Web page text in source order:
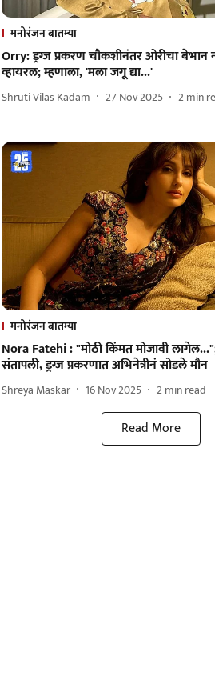
मनोरंजन बातम्या
Orry: ड्रग्ज प्रकरण चौकशीनंतर ओरीचा बेभान
व्हायरल; म्हणाला, 'मला जगू द्या...'
Shruti Vilas Kadam 27 Nov 2025 2min
मनोरंजन बातम्या
Nora Fatehi : "मोठी किंमत मोजावी
संतापली, ड्रग्ज प्रकरणात अभिनेत्रीनं सोडले मौन
Shreya Maskar 16 Nov 2025 2min read
Read More